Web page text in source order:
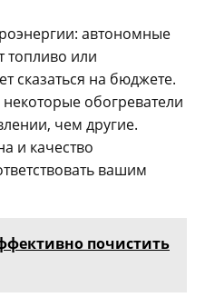
автономные
топливо или
сказаться на бюджете.
обогреватели
чем другие.
и качество
вашим
почистить